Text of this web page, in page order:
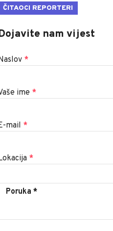
ČITAOCI REPORTERI
nam vijest
*
ime *
mail *
*